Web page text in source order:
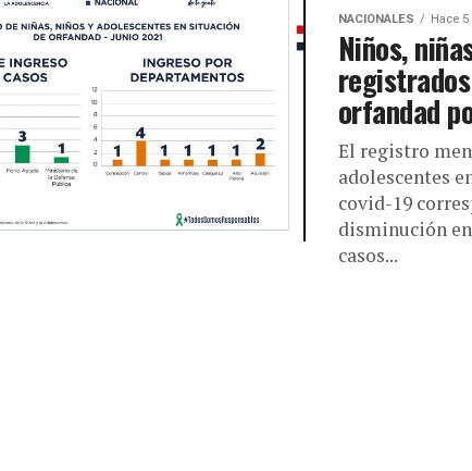
NACIONALES Hace
Niños,
orfandad
El registro
adolescentes
covid-19
disminución
casos...